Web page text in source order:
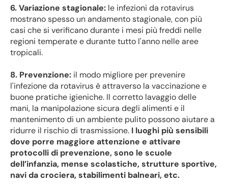
6. Variazione stagionale: le infezioni da rotavirus
mostrano spesso un andamento stagionale, con più
casi che si verificano durante i mesi più freddi nelle
regioni temperate e durante tutto l'anno nelle aree
tropicali.
8. Prevenzione: il modo migliore per prevenire
l'infezione da rotavirus è attraverso la vaccinazione e
buone pratiche igieniche. Il corretto lavaggio delle
mani, la manipolazione sicura degli alimenti e il
mantenimento di un ambiente pulito possono aiutare a
ridurre il rischio di trasmissione. I luoghi più sensibili
dove porre maggiore attenzione e attivare
protocolli di prevenzione, sono le scuole
dell’infanzia, mense scolastiche, strutture sportive,
navi da crociera, stabilimenti balneari, etc.